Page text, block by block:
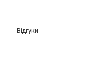
Відгуки